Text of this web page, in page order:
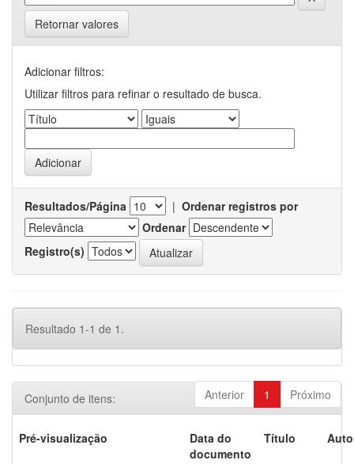
Retornar valores
Adicionar filtros:
Utilizar filtros para refinar o resultado de busca.
Resultados/Página | Ordenar registros por
Ordenar
Registro(s)
Resultado 1-1 de 1.
Anterior 1 Próximo
Conjunto de itens:
Pré-visualização
Data do
documento
Título